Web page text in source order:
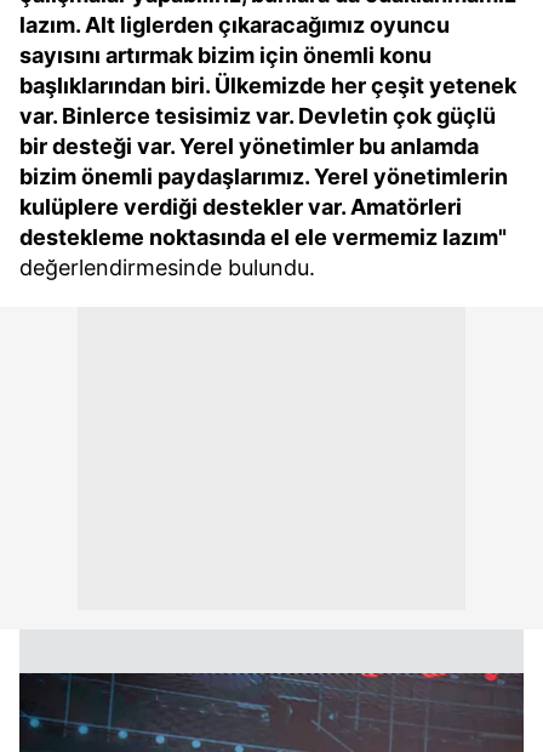
lazım. Alt liglerden çıkaracağımız oyuncu
sayısını artırmak bizim için önemli konu
başlıklarından biri. Ülkemizde her çeşit yetenek
var. Binlerce tesisimiz var. Devletin çok güçlü
bir desteği var. Yerel yönetimler bu anlamda
bizim önemli paydaşlarımız. Yerel yönetimlerin
kulüplere verdiği destekler var. Amatörleri
destekleme noktasında el ele vermemiz lazım"
değerlendirmesinde bulundu.